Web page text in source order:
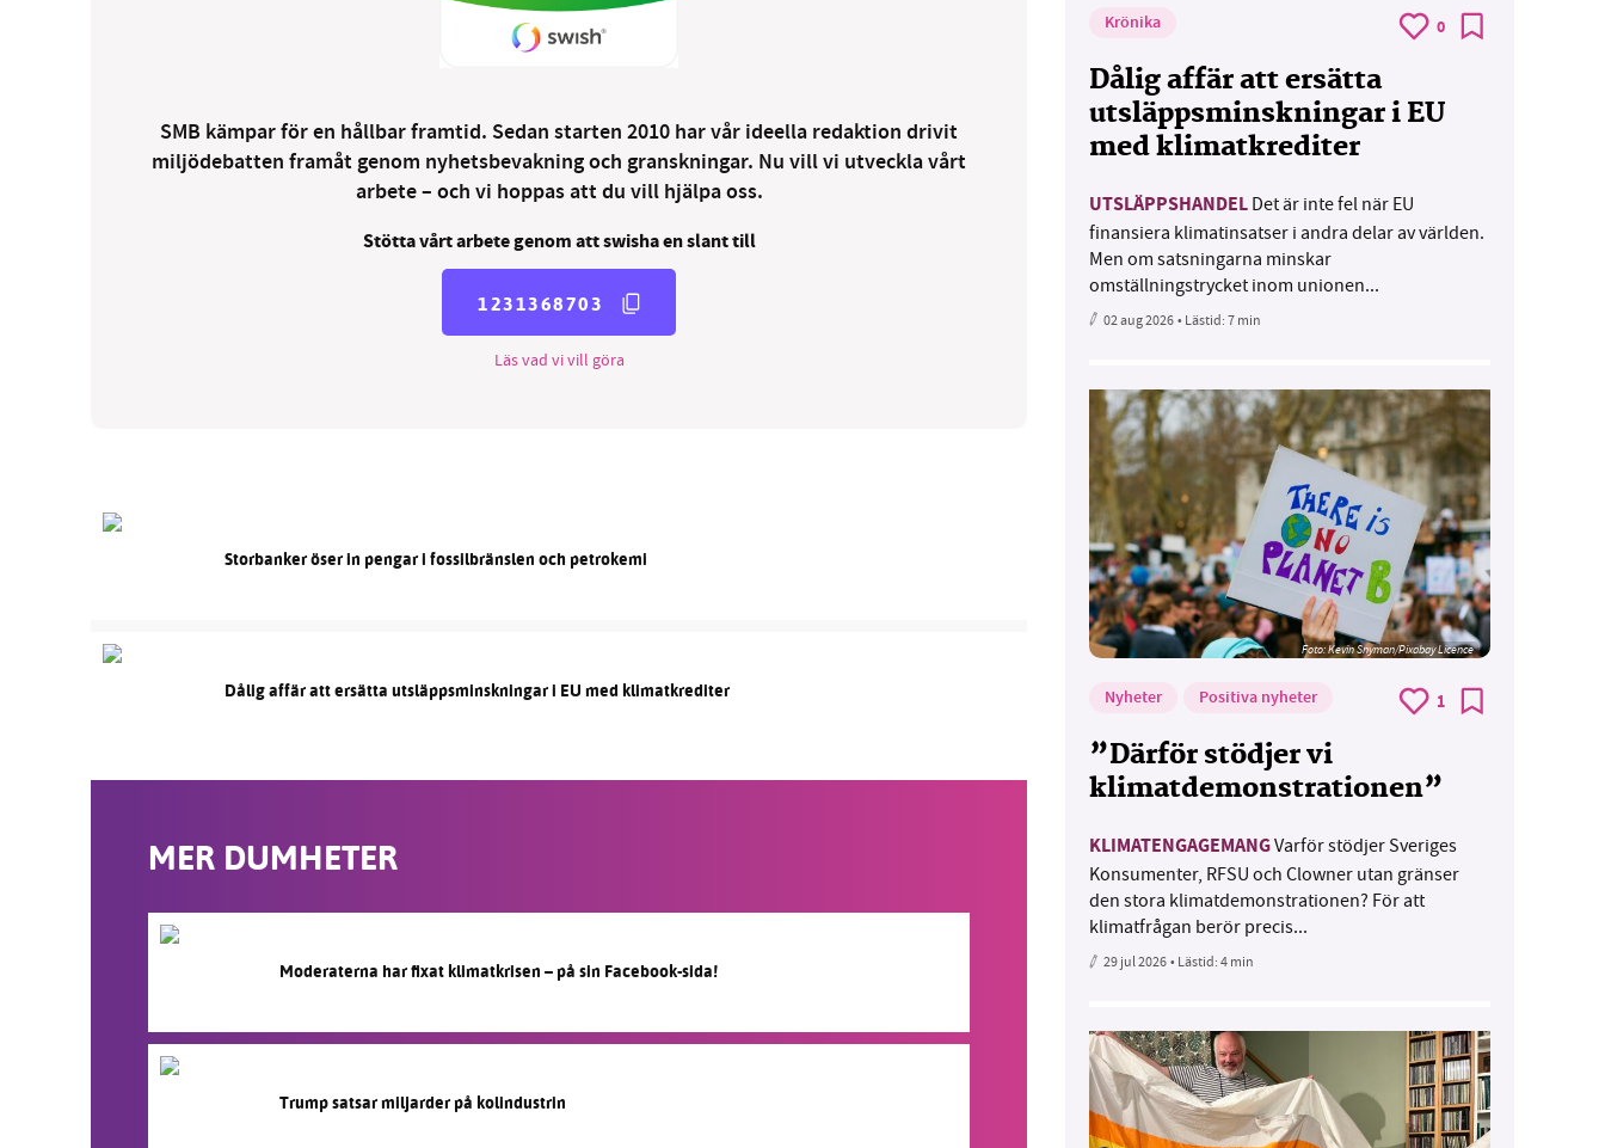
SMB kämpar för en hållbar framtid. Sedan starten 2010 har vår ideella redaktion drivit
miljödebatten framåt genom nyhetsbevakning och granskningar. Nu vill vi utveckla vårt
arbete – och vi hoppas att du vill hjälpa oss.
Stötta vårt arbete genom att swisha en slant till
1231368703
Läs vad vi vill göra
Storbanker öser in pengar i fossilbränslen och petrokemi
Dålig affär att ersätta utsläppsminskningar i EU med klimatkrediter
MER DUMHETER
Moderaterna har fixat klimatkrisen – på sin Facebook-sida!
Trump satsar miljarder på kolindustrin
Krönika 0
Dålig affär att ersätta
utsläppsminskningar i EU
med klimatkrediter
UTSLÄPPSHANDEL Det är inte fel när EU
finansiera klimatinsatser i andra delar av världen.
Men om satsningarna minskar
omställningstrycket inom unionen...
02 aug 2026• Lästid:7 min
Foto:Kevin Snyman/Pixabay Licence
Nyheter Positiva nyheter 1
”Därför stödjer vi
klimatdemonstrationen”
KLIMATENGAGEMANGVarför stödjer Sveriges
Konsumenter, RFSU och Clowner utan gränser
den stora klimatdemonstrationen? För att
klimatfrågan berör precis...
29 jul 2026• Lästid:4 min